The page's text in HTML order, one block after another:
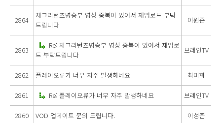
2864
체크리턴즈명승부 영상 중복이 있어서 재업로드 부탁
드립니다
이원준
2863
Re: 체크리턴즈명승부 영상 중복이 있어서 재업로
드 부탁드립니다
브레인TV
2862 플레이오류가 너무 자주 발생하네요 최미화
2861 Re: 플레이오류가 너무 자주 발생하네요 브레인TV
2860 VOD 업데이트 문의 드립니다. 이성준